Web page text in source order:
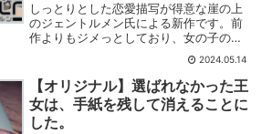
しっとりとした恋愛描写が得意な崖の上
のジェントルメン氏による新作です。前
作よりもジメっとしており、女の子の孤
2024.05.14
【オリジナル】選ばれなかった王
女は、手紙を残して消えることに
した。